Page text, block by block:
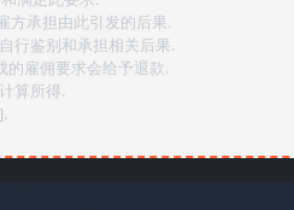
方承担由此引发的后果.
行鉴别和承担相关后果.
雇佣要求会给予退款.
算所得.